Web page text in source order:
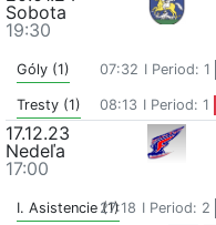
Sobota
19:30
Góly (1) 07:32 I Period: 1
Tresty (1) 08:13 I Period: 1
17.12.23
Nedeľa
17:00
I. Asistencie (1)27:18 I Period: 2